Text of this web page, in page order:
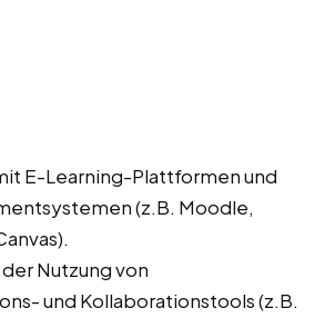
E-Learning-Plattformen und
(z.B. Moodle,
Nutzung von
und Kollaborationstools (z.B.